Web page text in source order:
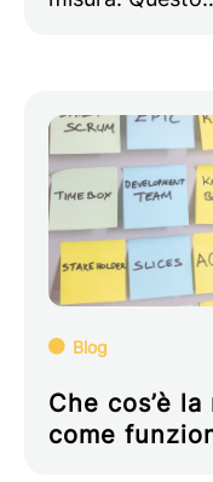
Blog
Che cos’è
come